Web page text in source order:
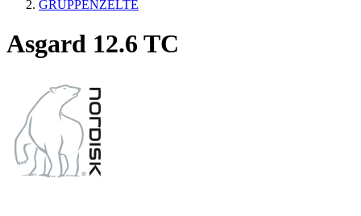
GRUPPENZELTE
Asgard 12.6 TC